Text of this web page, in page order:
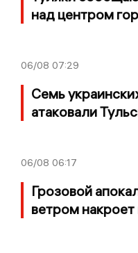
над центром
06/08 07:29
Семь
атаковали
06/08 06:17
Грозовой
ветром